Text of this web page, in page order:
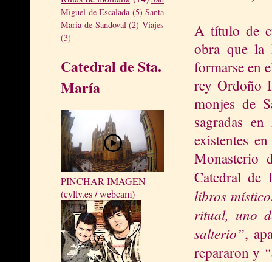
Miguel de Escalada (5) Santa
María de Sandoval (2) Viajes
(3)
Catedral de Sta.
María
PINCHAR IMAGEN
(cyltv.es / webcam)
A título de
obra que la
formarse en
rey Ordoño
monjes de
sagradas
existentes
Monasterio
Catedral de
libros
ritual, uno
salterio”,
repararon y